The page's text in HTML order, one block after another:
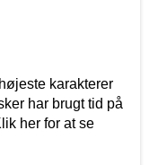
karakterer
har brugt tid på
her for at se